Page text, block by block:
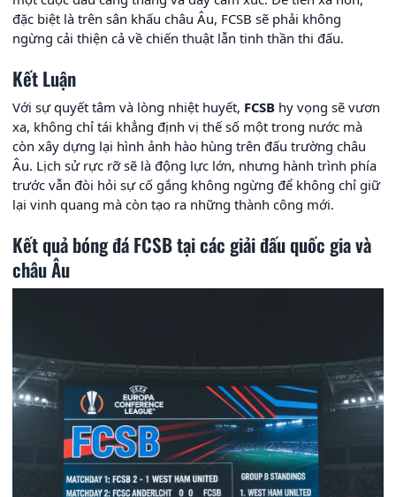
đặc biệt là trên sân khấu châu Âu, FCSB sẽ phải không
ngừng cải thiện cả về chiến thuật lẫn tinh thần thi đấu.
Kết Luận
Với sự quyết tâm và lòng nhiệt huyết, FCSB hy vọng sẽ vươn
xa, không chỉ tái khẳng định vị thế số một trong nước mà
còn xây dựng lại hình ảnh hào hùng trên đấu trường châu
Âu. Lịch sử rực rỡ sẽ là động lực lớn, nhưng hành trình phía
trước vẫn đòi hỏi sự cố gắng không ngừng để không chỉ giữ
lại vinh quang mà còn tạo ra những thành công mới.
Kết quả bóng đá FCSB tại các giải đấu quốc gia và
châu Âu